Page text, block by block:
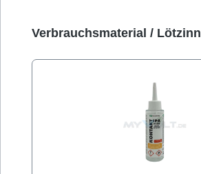
Produktgalerie überspringen
Verbrauchsmaterial / Lötzinn